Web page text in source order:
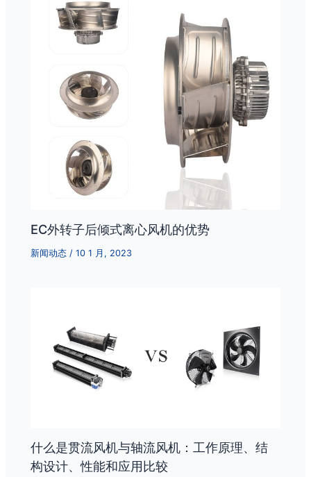
EC外转子后倾式离心风机的优势
新闻动态 /10 1 月, 2023
什么是贯流风机与轴流风机：工作原理、结
构设计、性能和应用比较